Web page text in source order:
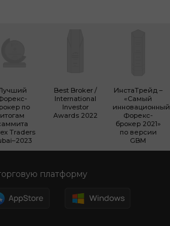
по
итогам
Traders
Best Broker /
International
Investor
Awards 2022
ИнстаТрейд –
«Самый
инновационный
Форекс-
брокер 2021»
по версии
GBM
платформу